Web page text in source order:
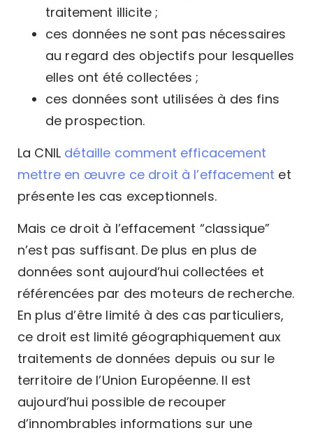
traitement illicite ;
ces données ne sont pas nécessaires
au regard des objectifs pour lesquelles
elles ont été collectées ;
ces données sont utilisées à des fins
de prospection.
La CNIL détaille comment efficacement
mettre en œuvre ce droit à l’effacement et
présente les cas exceptionnels.
Mais ce droit à l’effacement “classique”
n’est pas suffisant. De plus en plus de
données sont aujourd’hui collectées et
référencées par des moteurs de recherche.
En plus d’être limité à des cas particuliers,
ce droit est limité géographiquement aux
traitements de données depuis ou sur le
territoire de l’Union Européenne. Il est
aujourd’hui possible de recouper
d’innombrables informations sur une